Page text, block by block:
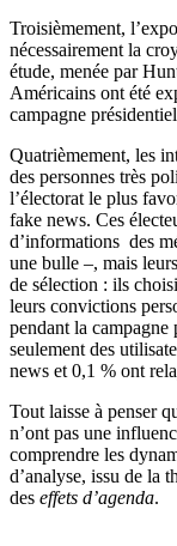
Troisièmement,
nécessairement la
étude, menée par
Américains ont été
campagne
Quatrièmement, les
des personnes très
l’électorat le plus
fake news. Ces
d’informations des
une bulle –, mais
de sélection : ils
leurs convictions
pendant la
seulement des
news et 0,1 % ont
Tout laisse à penser
n’ont pas une
comprendre les
d’analyse, issu de la
des effets d’agenda.